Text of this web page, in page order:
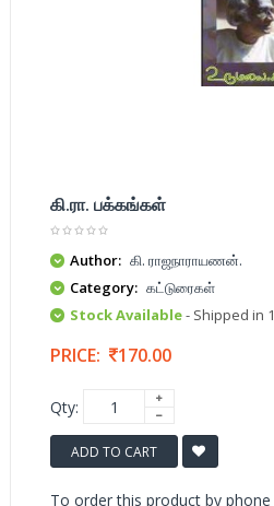
கி.ரா. பக்கங்கள்
Author: கி. ராஜநாராயணன்.
Category: கட்டுரைகள்
Stock Available- Shipped in
PRICE: 170.00
Qty:
ADD TO CART
To order this product by phone